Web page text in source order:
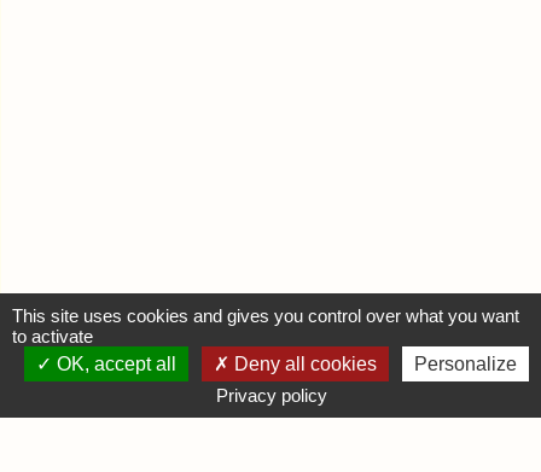
MON COMPTE
Se connecter
This site uses cookies and gives you control over what you want
to activate
OK, accept all
Deny all cookies
Personalize
Privacy policy